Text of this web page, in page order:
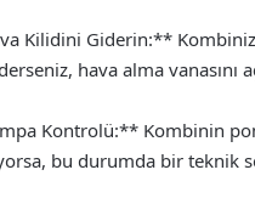
Kilidini Giderin:**
hava alma vanasını
Kontrolü:** Kombinin
bu durumda bir teknik